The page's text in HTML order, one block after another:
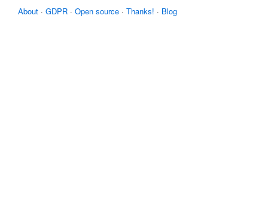
About · GDPR · Open source · Thanks! · Blog